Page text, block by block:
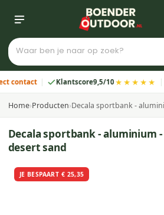
Klantscore9,5/10★★★★★ 30
Home›Producten›Decala sportbank -
Decala sportbank - aluminium
desert sand
JE BESPAART € 25,35